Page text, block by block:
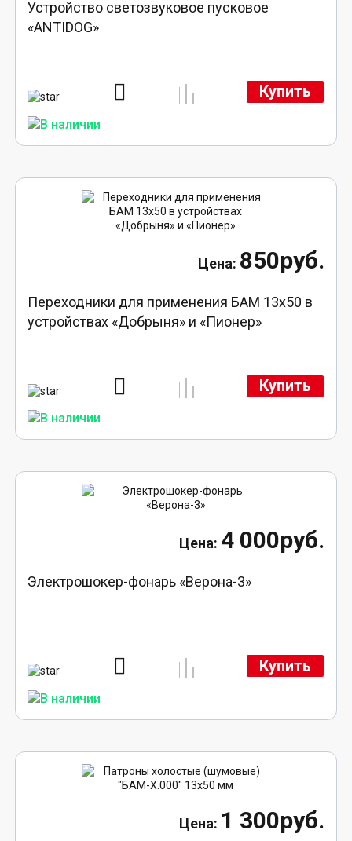
Устройство светозвуковое пусковое
«ANTIDOG»
Купить
850руб.
Переходники для применения БАМ 13x50 в
устройствах «Добрыня» и «Пионер»
Купить
4 000руб.
Электрошокер-фонарь «Верона-3»
Купить
1 300руб.